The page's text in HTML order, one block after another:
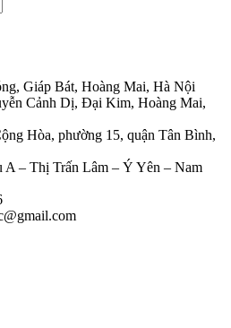
Giáp Bát, Hoàng Mai, Hà Nội​
Cảnh Dị, Đại Kim, Hoàng Mai,
Hòa, phường 15, quận Tân Bình,
A – Thị Trấn Lâm – Ý Yên – Nam